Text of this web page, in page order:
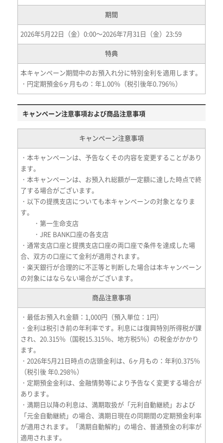
期間
2026年5月22日（金）0:00～2026年7月31日（金）23:59
特典
本キャンペーン期間中のお預入れ分に特別金利を適用します。
・円定期預金6ヶ月もの：年1.00％（税引後年0.796％）
キャンペーン注意事項および商品注意事項
キャンペーン注意事項
・本キャンペーンは、予告なくその内容を変更することがあり
ます。
・本キャンペーンは、お預入れ総額が一定額に達した時点で終
了する場合がございます。
・以下の提携支店についても本キャンペーンの対象となりま
す。
・第一生命支店
・JRE BANK口座の各支店
・通常支店口座と提携支店口座の両口座で条件を達成した場
合、双方の口座にて金利が適用されます。
・楽天銀行が合理的に不正等と判断した場合は本キャンペーン
の対象にはならない場合がございます。
商品注意事項
・最低お預入れ金額：1,000円（預入単位：1円）
・金利は税引き前の年利率です。利息には復興特別所得税が課
され、20.315％（国税15.315％、地方税5％）の税金がかかり
ます。
・2026年5月21日時点の店頭金利は、6ヶ月もの：年利0.375％
（税引後 年0.298％）
・定期預金金利は、金融情勢等により予告なく変更する場合が
あります。
・満期日以降の利息は、満期取扱が「元利自動継続」および
「元金自動継続」の場合、満期日現在の同期間の定期預金利率
が適用されます。「満期自動解約」の場合、普通預金の利率が
適用されます。